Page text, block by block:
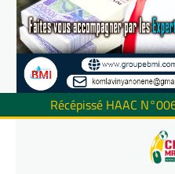
Récépissé HAAC